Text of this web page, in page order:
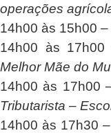
operações
14h00 às 15h00 –
14h00 às 17h00
Melhor Mãe do
14h00 às 17h00
Tributarista –
14h00 às 17h30